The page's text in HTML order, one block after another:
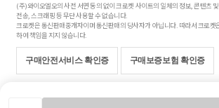
(주)와이오엘오의 사전 서면 동의 없이 크로켓 사이트의 일체의 정보, 콘텐츠
전송, 스크래핑 등 무단 사용할 수 없습니다.
크로켓은 통신판매중개자이며 통신판매의 당사자가 아닙니다. 따라서 크로켓
하여 책임을 지지 않습니다.
구매안전서비스 확인증 구매보증보험 확인증